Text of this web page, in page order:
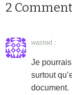
2
wasted :
Je
surtout
document.